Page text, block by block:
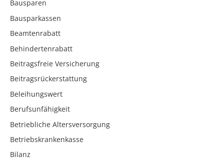
Bausparen
Bausparkassen
Beamtenrabatt
Behindertenrabatt
Beitragsfreie Versicherung
Beitragsrückerstattung
Beleihungswert
Berufsunfähigkeit
Betriebliche Altersversorgung
Betriebskrankenkasse
Bilanz